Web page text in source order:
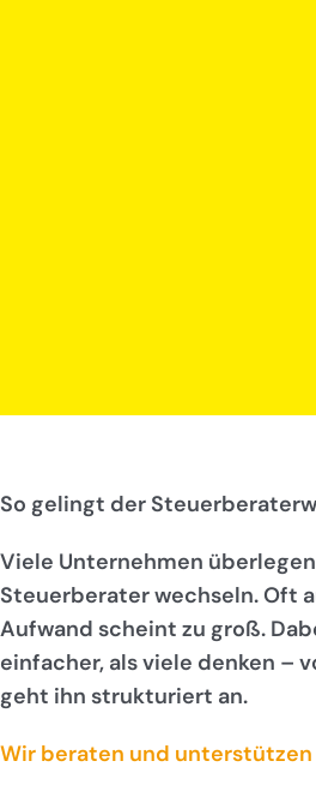
So gelingt der
Viele Unternehmen
Steuerberater wechseln. Oft
Aufwand scheint zu groß.
einfacher, als viele denken –
geht ihn strukturiert an.
Wir beraten und unterstützen